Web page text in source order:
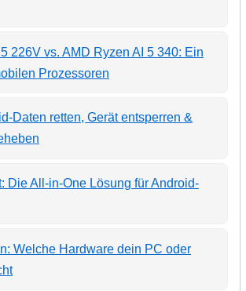
226V vs. AMD Ryzen AI 5 340: Ein
Prozessoren
Daten retten, Gerät entsperren &
Die All-in-One Lösung für Android-
Welche Hardware dein PC oder